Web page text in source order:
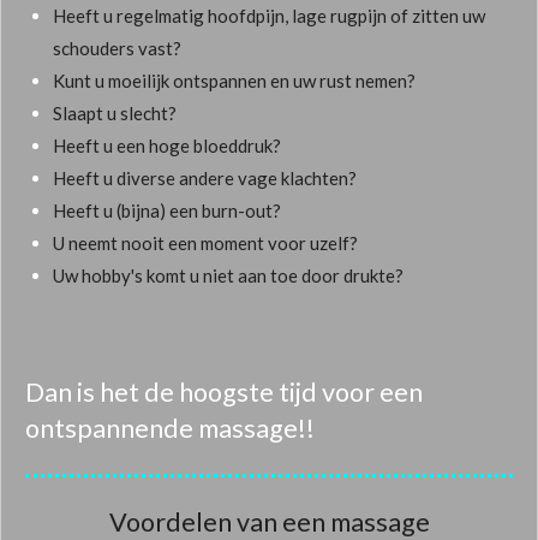
Heeft u regelmatig hoofdpijn, lage rugpijn of zitten uw
schouders vast?
Kunt u moeilijk ontspannen en uw rust nemen?
Slaapt u slecht?
Heeft u een hoge bloeddruk?
Heeft u diverse andere vage klachten?
Heeft u (bijna) een burn-out?
U neemt nooit een moment voor uzelf?
Uw hobby's komt u niet aan toe door drukte?
Dan is het de hoogste tijd voor een
ontspannende massage!!
Voordelen van een massage